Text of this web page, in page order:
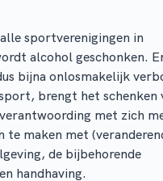
sportverenigingen in
alcohol geschonken.
bijna onlosmakelijk
brengt het schenken
met zich
te maken met
de bijbehorende
handhaving.